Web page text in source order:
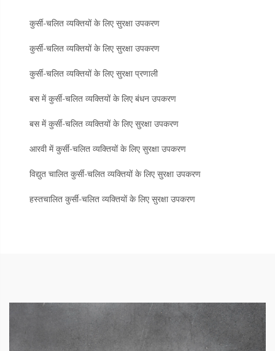
कुर्सी-चलित व्यक्तियों के लिए सुरक्षा उपकरण
कुर्सी-चलित व्यक्तियों के लिए सुरक्षा उपकरण
कुर्सी-चलित व्यक्तियों के लिए सुरक्षा प्रणाली
बस में कुर्सी-चलित व्यक्तियों के लिए बंधन उपकरण
बस में कुर्सी-चलित व्यक्तियों के लिए सुरक्षा उपकरण
आरवी में कुर्सी-चलित व्यक्तियों के लिए सुरक्षा उपकरण
विद्युत चालित कुर्सी-चलित व्यक्तियों के लिए सुरक्षा उपकरण
हस्तचालित कुर्सी-चलित व्यक्तियों के लिए सुरक्षा उपकरण